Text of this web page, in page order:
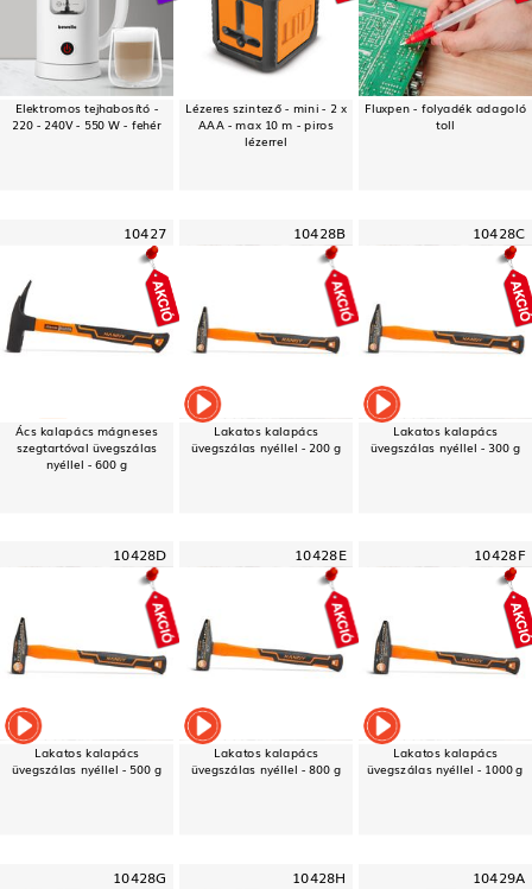
Elektromos tejhabosító -
220 - 240V - 550 W - fehér
Lézeres szintező - mini - 2 x
AAA - max 10 m - piros
lézerrel
Fluxpen - folyadék adagoló
toll
10427
Ács kalapács mágneses
szegtartóval üvegszálas
nyéllel - 600 g
10428B
Lakatos kalapács
üvegszálas nyéllel - 200 g
10428C
Lakatos kalapács
üvegszálas nyéllel - 300 g
10428D
Lakatos kalapács
üvegszálas nyéllel - 500 g
10428E
Lakatos kalapács
üvegszálas nyéllel - 800 g
10428F
Lakatos kalapács
üvegszálas nyéllel - 1000 g
10428G 10428H 10429A